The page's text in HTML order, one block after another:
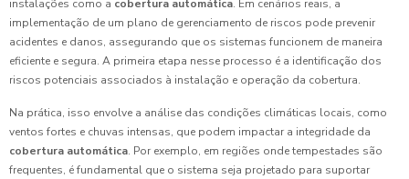
instalações como a cobertura automática. Em cenários reais, a
implementação de um plano de gerenciamento de riscos pode prevenir
acidentes e danos, assegurando que os sistemas funcionem de maneira
eficiente e segura. A primeira etapa nesse processo é a identificação dos
riscos potenciais associados à instalação e operação da cobertura.
Na prática, isso envolve a análise das condições climáticas locais, como
ventos fortes e chuvas intensas, que podem impactar a integridade da
cobertura automática. Por exemplo, em regiões onde tempestades são
frequentes, é fundamental que o sistema seja projetado para suportar